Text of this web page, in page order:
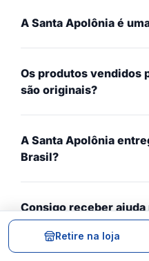
A Santa Apolônia é
Os produtos vendidos
são originais?
A Santa Apolônia
Brasil?
Consigo receber
produto correto?
Retire na loja